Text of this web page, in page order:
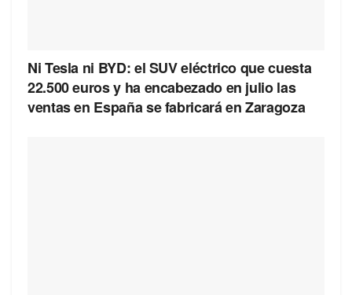
Ni Tesla ni BYD: el SUV eléctrico que cuesta
22.500 euros y ha encabezado en julio las
ventas en España se fabricará en Zaragoza